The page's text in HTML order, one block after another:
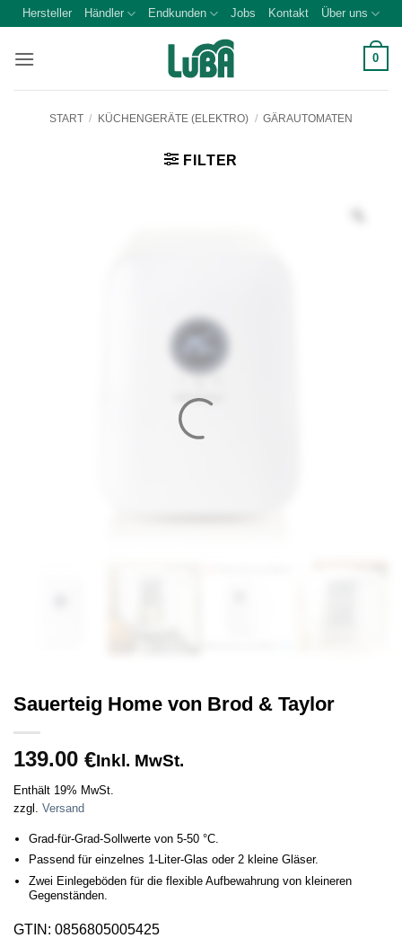
Zum
springen
Hersteller Händler Endkunden Jobs Kontakt Über uns
0
START / KÜCHENGERÄTE (ELEKTRO) / GÄRAUTOMATEN
FILTER
Sauerteig Home von Brod & Taylor
139.00 €Inkl. MwSt.
Enthält 19% MwSt.
zzgl. Versand
Grad-für-Grad-Sollwerte von 5-50 °C.
Passend für einzelnes 1-Liter-Glas oder 2 kleine Gläser.
Zwei Einlegeböden für die flexible Aufbewahrung von kleineren
Gegenständen.
GTIN: 0856805005425